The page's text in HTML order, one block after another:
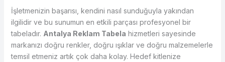
İşletmenizin başarısı, kendini nasıl sunduğuyla yakından
ilgilidir ve bu sunumun en etkili parçası profesyonel bir
tabeladır. Antalya Reklam Tabela hizmetleri sayesinde
markanızı doğru renkler, doğru ışıklar ve doğru malzemelerle
temsil etmeniz artık çok daha kolay. Hedef kitlenize